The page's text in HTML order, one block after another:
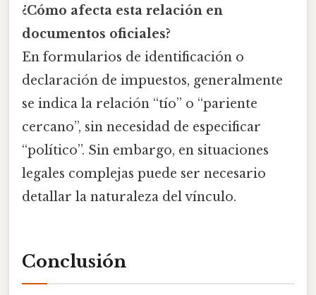
¿Cómo afecta esta relación en
documentos oficiales?
En formularios de identificación o
declaración de impuestos, generalmente
se indica la relación “tío” o “pariente
cercano”, sin necesidad de especificar
“político”. Sin embargo, en situaciones
legales complejas puede ser necesario
detallar la naturaleza del vínculo.
Conclusión